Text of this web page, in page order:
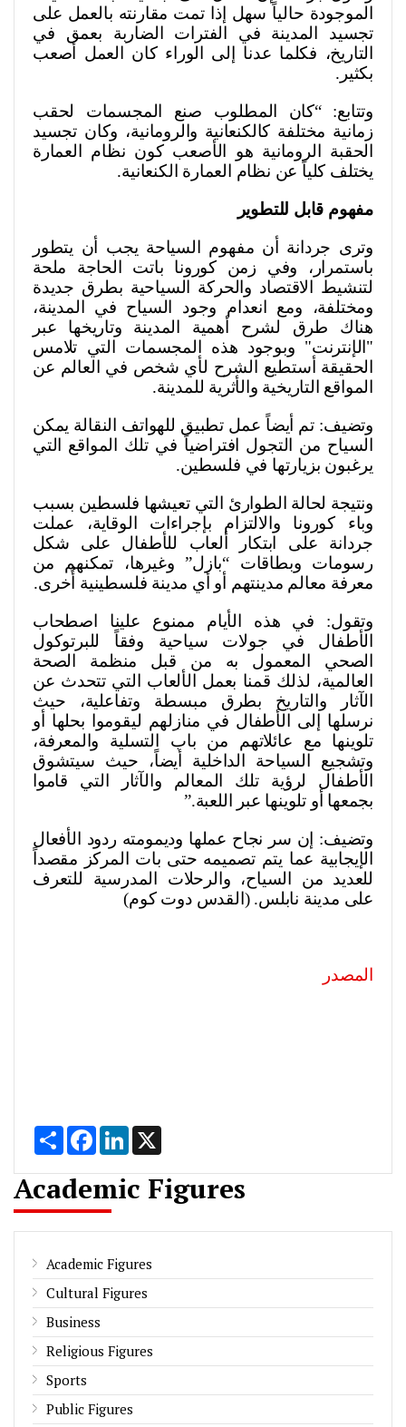
الموجودة حالياً سهل إذا تمت مقارنته بالعمل على
تجسيد المدينة في الفترات الضاربة بعمق في
التاريخ، فكلما عدنا إلى الوراء كان العمل أصعب
بكثير .
وتتابع: “كان المطلوب صنع المجسمات لحقب
زمانية مختلفة كالكنعانية والرومانية، وكان تجسيد
الحقبة الرومانية هو الأصعب كون نظام العمارة
يختلف كلياً عن نظام العمارة الكنعانية.
مفهوم قابل للتطوير
وترى جردانة أن مفهوم السياحة يجب أن يتطور
باستمرار، وفي زمن كورونا باتت الحاجة ملحة
لتنشيط الاقتصاد والحركة السياحية بطرق جديدة
ومختلفة، ومع انعدام وجود السياح في المدينة،
هناك طرق لشرح أهمية المدينة وتاريخها عبر
"الإنترنت" وبوجود هذه المجسمات التي تلامس
الحقيقة أستطيع الشرح لأي شخص في العالم عن
المواقع التاريخية والأثرية للمدينة.
وتضيف: تم أيضاً عمل تطبيق للهواتف النقالة يمكن
السياح من التجول افتراضياً في تلك المواقع التي
يرغبون بزيارتها في فلسطين.
ونتيجة لحالة الطوارئ التي تعيشها فلسطين بسبب
وباء كورونا والالتزام بإجراءات الوقاية، عملت
جردانة على ابتكار ألعاب للأطفال على شكل
رسومات وبطاقات “بازل” وغيرها، تمكنهم من
معرفة معالم مدينتهم أو أي مدينة فلسطينية أُخرى.
وتقول: في هذه الأيام ممنوع علينا اصطحاب
الأطفال في جولات سياحية وفقاً للبرتوكول
الصحي المعمول به من قبل منظمة الصحة
العالمية، لذلك قمنا بعمل الألعاب التي تتحدث عن
الآثار والتاريخ بطرق مبسطة وتفاعلية، حيث
نرسلها إلى الأطفال في منازلهم ليقوموا بحلها أو
تلوينها مع عائلاتهم من باب التسلية والمعرفة،
وتشجيع السياحة الداخلية أيضاً، حيث سيتشوق
الأطفال لرؤية تلك المعالم والآثار التي قاموا
بجمعها أو تلوينها عبر اللعبة”.
وتضيف: إن سر نجاح عملها وديمومته ردود الأفعال
الإيجابية عما يتم تصميمه حتى بات المركز مقصداً
للعديد من السياح، والرحلات المدرسية للتعرف
على مدينة نابلس. (القدس دوت كوم)
المصدر
Share FacebookLinkedIn
Academic Figures
Academic Figures
Cultural Figures
Business
Religious Figures
Sports
Public Figures